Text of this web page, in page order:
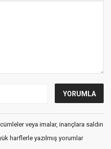
veya imalar, inançlara saldırı
harflerle yazılmış yorumlar